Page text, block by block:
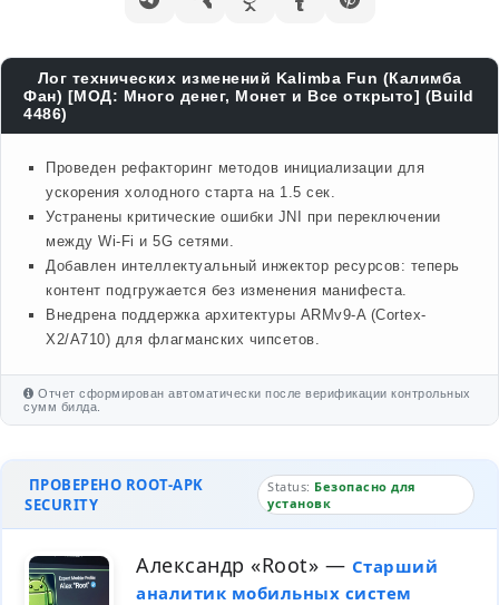
Лог технических изменений Kalimba Fun (Калимба
Фан) [МОД: Много денег, Монет и Все открыто] (Build
4486)
Проведен рефакторинг методов инициализации для
ускорения холодного старта на 1.5 сек.
Устранены критические ошибки JNI при переключении
между Wi-Fi и 5G сетями.
Добавлен интеллектуальный инжектор ресурсов: теперь
контент подгружается без изменения манифеста.
Внедрена поддержка архитектуры ARMv9-A (Cortex-
X2/A710) для флагманских чипсетов.
Отчет сформирован автоматически после верификации контрольных
сумм билда.
ПРОВЕРЕНО ROOT-APK
SECURITY
Status: Безопасно для
установк
Александр «Root» — Старший
аналитик мобильных систем